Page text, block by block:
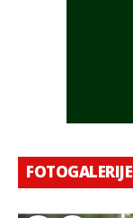
FOTOGALERIJE